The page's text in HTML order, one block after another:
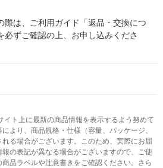
際は、ご利用ガイド「返品・交換につ
必ずご確認の上、お申し込みくださ
イト上に最新の商品情報を表示するよう努めて
より、商品規格・仕様（容量、パッケージ、
る場合がございます。このため、実際にお届
の表記が異なる場合がございますので、ご使
品ラベルや注意書きをご確認ください。さら